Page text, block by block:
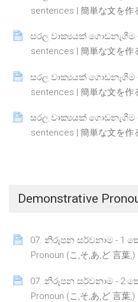
sentences | 簡単な文を作
සරල වාක්‍යයක් ගොඩනැගීම -
sentences | 簡単な文を作
සරල වාක්‍යයක් ගොඩනැගීම -
sentences | 簡単な文を作
සරල වාක්‍යයක් ගොඩනැගීම -
sentences | 簡単な文を作
Demonstrative
07. නිරූපන සර්වනාම - 1
Pronoun (こ,そ,あ,ど 言葉,)
Page
07. නිරූපන සර්වනාම - 2
Pronoun (こ,そ,あ,ど 言葉,)
Page